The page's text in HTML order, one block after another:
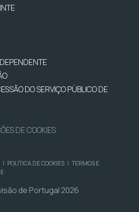
DO SERVIÇO PÚBLICO DE
DE COOKIES
| POLÍTICA DE COOKIES | TERMOS E
de Portugal 2026